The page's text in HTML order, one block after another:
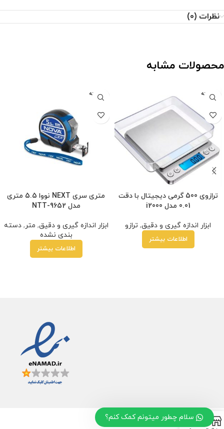
نظرات (0)
محصولات مشابه
فروخته
شده
ترازوی 500 گرمی دیجیتال با دقت
0.01 مدل i2000
ابزار اندازه گیری و دقیق, ترازو
اطلاعات بیشتر
فروخته
شده
متری سری NEXT نووا 5.5 متری
مدل NTT-9652
ابزار اندازه گیری و دقیق, متر,دسته
بندی نشده
اطلاعات بیشتر
سلام چطور میتونم کمک کنم؟ 0